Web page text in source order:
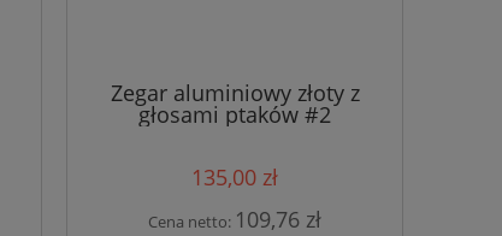
Zegar aluminiowy złoty z
głosami ptaków #2
135,00 zł
Cena netto: 109,76 zł